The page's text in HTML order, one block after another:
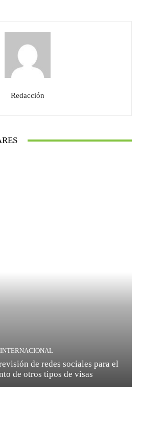
Redacción
INTERNACIONAL
de redes sociales para el
de otros tipos de visas